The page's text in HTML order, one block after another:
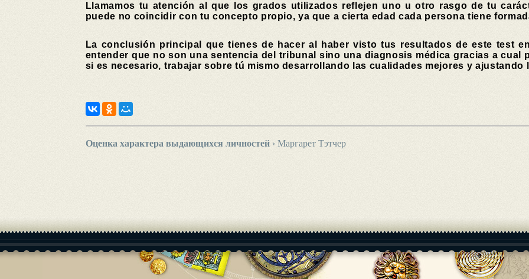
Llamamos tu atención al que los grados utilizados reflejen uno u otro rasgo de tu
puede no coincidir con tu concepto propio, ya que a cierta edad cada persona tiene
La conclusión principal que tienes de hacer al haber visto tus resultados de este test
entender que no son una sentencia del tribunal sino una diagnosis médica gracias a cual
si es necesario, trabajar sobre tú mismo desarrollando las cualidades mejores y ajustando
Оценка характера выдающихся личностей› Маргарет Тэтчер